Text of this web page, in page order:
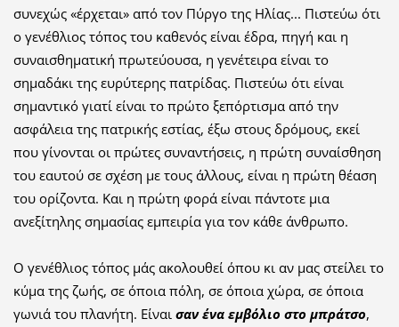
συνεχώς «έρχεται» από τον Πύργο της Ηλίας... Πιστεύω ότι
ο γενέθλιος τόπος του καθενός είναι έδρα, πηγή και η
συναισθηματική πρωτεύουσα, η γενέτειρα είναι το
σημαδάκι της ευρύτερης πατρίδας. Πιστεύω ότι είναι
σημαντικό γιατί είναι το πρώτο ξεπόρτισμα από την
ασφάλεια της πατρικής εστίας, έξω στους δρόμους, εκεί
που γίνονται οι πρώτες συναντήσεις, η πρώτη συναίσθηση
του εαυτού σε σχέση με τους άλλους, είναι η πρώτη θέαση
του ορίζοντα. Και η πρώτη φορά είναι πάντοτε μια
ανεξίτηλης σημασίας εμπειρία για τον κάθε άνθρωπο.
Ο γενέθλιος τόπος μάς ακολουθεί όπου κι αν μας στείλει το
κύμα της ζωής, σε όποια πόλη, σε όποια χώρα, σε όποια
γωνιά του πλανήτη. Είναι σαν ένα εμβόλιο στο μπράτσο,